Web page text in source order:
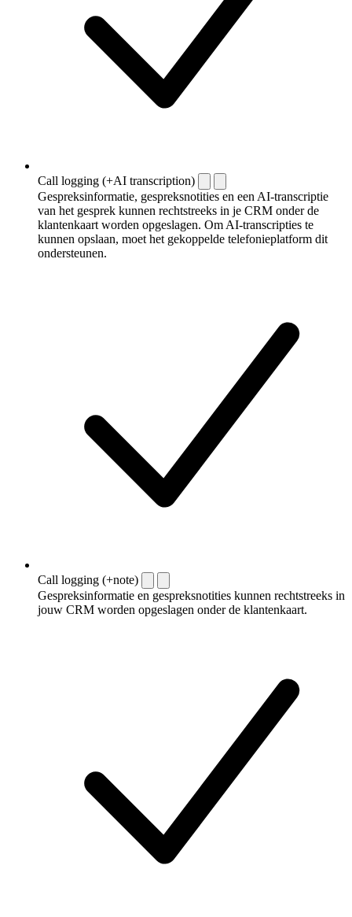
Call logging (+AI transcription)
Gespreksinformatie, gespreksnotities en een AI-transcriptie
van het gesprek kunnen rechtstreeks in je CRM onder de
klantenkaart worden opgeslagen. Om AI-transcripties te
kunnen opslaan, moet het gekoppelde telefonieplatform dit
ondersteunen.
Call logging (+note)
Gespreksinformatie en gespreksnotities kunnen rechtstreeks in
jouw CRM worden opgeslagen onder de klantenkaart.